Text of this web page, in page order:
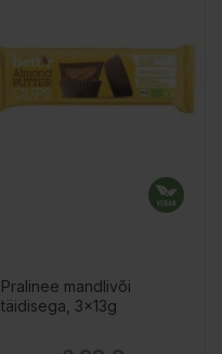
Pralinee mandlivõi
täidisega, 3x13g